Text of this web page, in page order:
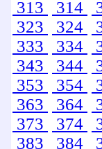
313
314
323
324
333
334
343
344
353
354
363
364
373
374
383
384